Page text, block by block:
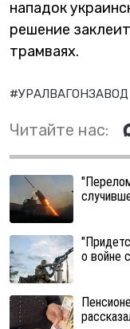
нападок
решение
трамваях.
#УРАЛВАГОНЗАВОД
Читайте нас:
о войне